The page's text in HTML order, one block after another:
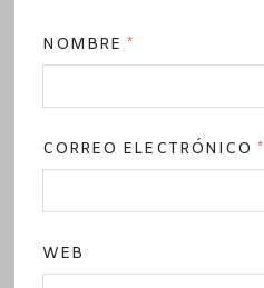
NOMBRE*
CORREO ELECTRÓNICO*
WEB